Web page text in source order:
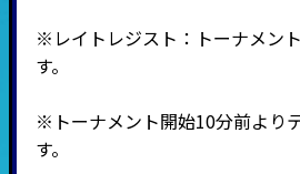
※レイトレジスト：トーナメン
す。
※トーナメント開始10分前より
す。